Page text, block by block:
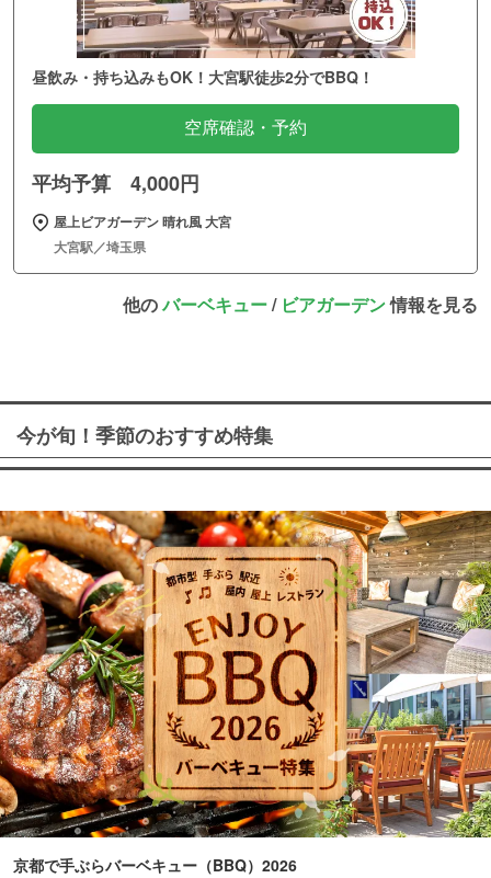
昼飲み・持ち込みもOK！大宮駅徒歩2分でBBQ！
空席確認・予約
平均予算 4,000円
屋上ビアガーデン 晴れ風 大宮
大宮駅／埼玉県
他のバーベキュー/ ビアガーデン情報を見る
今が旬！季節のおすすめ特集
京都で手ぶらバーベキュー（BBQ）2026